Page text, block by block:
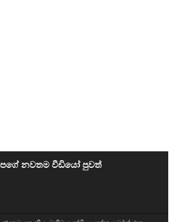
නවතම වීඩියෝ පුවත්